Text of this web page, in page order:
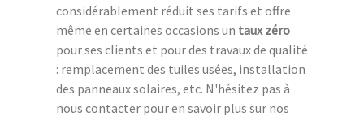
considérablement réduit ses tarifs et offre
même en certaines occasions un taux zéro
pour ses clients et pour des travaux de qualité
: remplacement des tuiles usées, installation
des panneaux solaires, etc. N'hésitez pas à
nous contacter pour en savoir plus sur nos